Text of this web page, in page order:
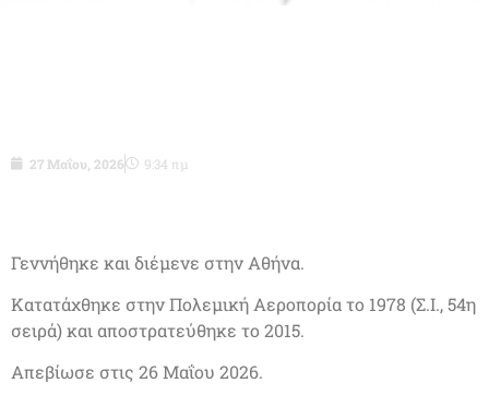
27 Μαΐου, 2026 9:34 πμ
Γεννήθηκε και διέμενε στην Αθήνα.
Κατατάχθηκε στην Πολεμική Αεροπορία το 1978 (Σ.Ι., 54η
σειρά) και αποστρατεύθηκε το 2015.
Απεβίωσε στις 26 Μαΐου 2026.